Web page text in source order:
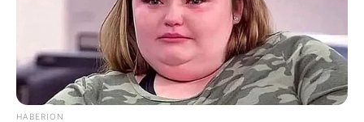
HABERION